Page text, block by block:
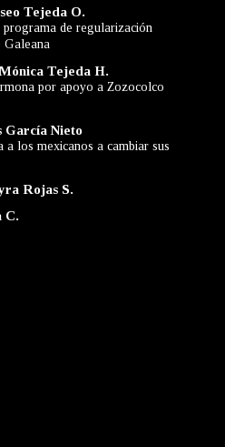
Tejeda O.
de regularización
Galeana
Tejeda H.
por apoyo a Zozocolco
García Nieto
los mexicanos a cambiar sus
Rojas S.
C.